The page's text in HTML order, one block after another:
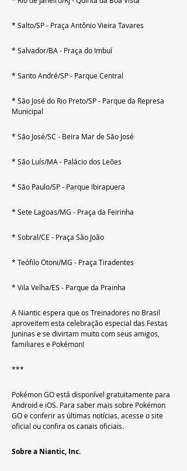
* Salto/SP - Praça Antônio Vieira Tavares
* Salvador/BA - Praça do Imbuí
* Santo André/SP - Parque Central
* São José do Rio Preto/SP - Parque da Represa
Municipal
* São José/SC - Beira Mar de São José
* São Luís/MA - Palácio dos Leões
* São Paulo/SP - Parque Ibirapuera
* Sete Lagoas/MG - Praça da Feirinha
* Sobral/CE - Praça São João
* Teófilo Otoni/MG - Praça Tiradentes
* Vila Velha/ES - Parque da Prainha
A Niantic espera que os Treinadores no Brasil
aproveitem esta celebração especial das Festas
Juninas e se divirtam muito com seus amigos,
familiares e Pokémon!
***
Pokémon GO está disponível gratuitamente para
Android e iOS. Para saber mais sobre Pokémon
GO e conferir as últimas notícias, acesse o site
oficial ou confira os canais oficiais.
Sobre a Niantic, Inc.